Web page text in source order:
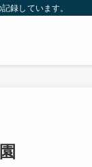
録しています。